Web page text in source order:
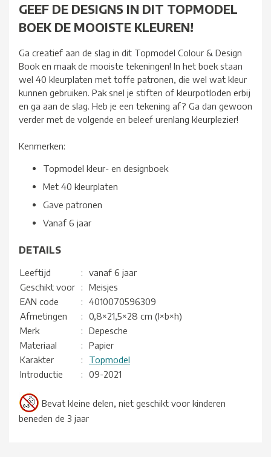
GEEF DE DESIGNS IN DIT TOPMODEL
BOEK DE MOOISTE KLEUREN!
Ga creatief aan de slag in dit Topmodel Colour & Design
Book en maak de mooiste tekeningen! In het boek staan
wel 40 kleurplaten met toffe patronen, die wel wat kleur
kunnen gebruiken. Pak snel je stiften of kleurpotloden erbij
en ga aan de slag. Heb je een tekening af? Ga dan gewoon
verder met de volgende en beleef urenlang kleurplezier!
Kenmerken:
Topmodel kleur- en designboek
Met 40 kleurplaten
Gave patronen
Vanaf 6 jaar
DETAILS
Leeftijd :
vanaf 6 jaar
Geschikt voor
:
Meisjes
EAN code
:
4010070596309
Afmetingen
:
0,8×21,5×28 cm (l×b×h)
Merk
:
Depesche
Materiaal
:
Papier
Karakter
:
Topmodel
Introductie
: 09-2021
Bevat kleine delen, niet geschikt voor kinderen
beneden de 3 jaar